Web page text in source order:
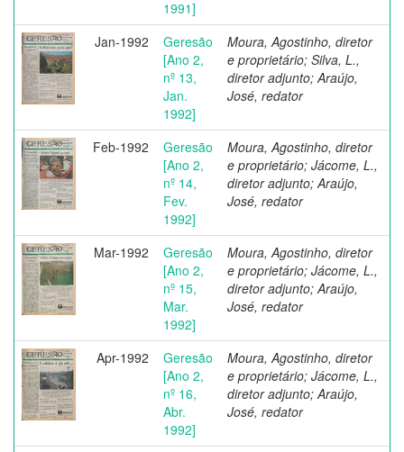
1991]
Jan-1992
Geresão
[Ano 2,
nº 13,
Jan.
1992]
Moura, Agostinho, diretor
e proprietário; Silva, L.,
diretor adjunto; Araújo,
José, redator
Feb-1992
Geresão
[Ano 2,
nº 14,
Fev.
1992]
Moura, Agostinho, diretor
e proprietário; Jácome, L.,
diretor adjunto; Araújo,
José, redator
Mar-1992
Geresão
[Ano 2,
nº 15,
Mar.
1992]
Moura, Agostinho, diretor
e proprietário; Jácome, L.,
diretor adjunto; Araújo,
José, redator
Apr-1992
Geresão
[Ano 2,
nº 16,
Abr.
1992]
Moura, Agostinho, diretor
e proprietário; Jácome, L.,
diretor adjunto; Araújo,
José, redator